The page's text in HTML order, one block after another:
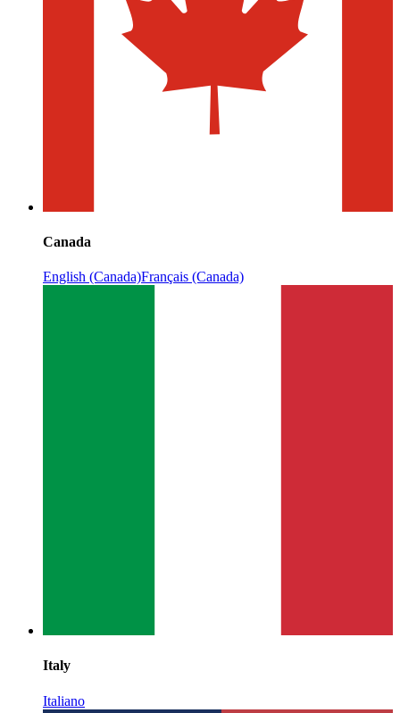
Canada
English (Canada)Français (Canada)
Italy
Italiano